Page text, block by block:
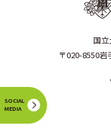
SOCIAL
MEDIA
国
〒020-8550